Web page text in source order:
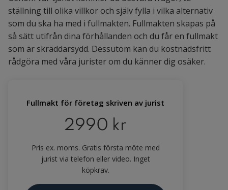
ställning till olika villkor och själv fylla i vilka alternativ
som du ska ha med i fullmakten. Fullmakten skapas på
så sätt utifrån dina förhållanden och du får en fullmakt
som är skräddarsydd. Dessutom kan du kostnadsfritt
rådgöra med våra jurister om du känner dig osäker.
Fullmakt för företag skriven av jurist
2990 kr
Pris ex. moms. Gratis första möte med
jurist via telefon eller video. Inget
köpkrav.